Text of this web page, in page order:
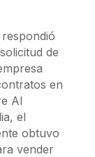
de
en
AI
el
obtuvo
vender